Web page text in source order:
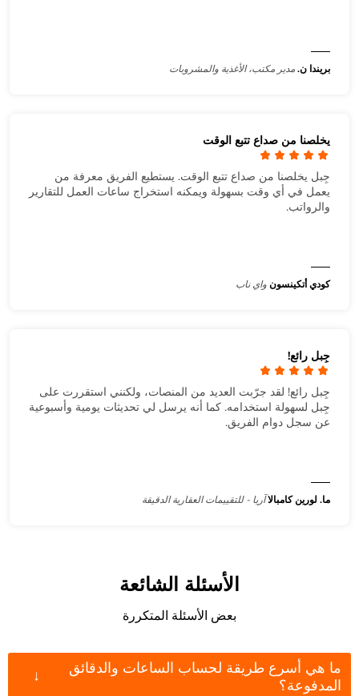
بريندا ن.مدير مكتب، الأغذية والمشروبات
يخلصنا من صداع تتبع الوقت
جِبل يخلصنا من صداع تتبع الوقت. يستطيع الفريق معرفة من
يعمل في أي وقت بسهولة ويمكنه استخراج ساعات العمل للتقارير
والرواتب.
كودي أتكينسونواي ناب
جِبل رائع!
جِبل رائع! لقد جرّبت العديد من المنصات، ولكنني استقررت على
جِبل لسهولة استخدامه. كما أنه يرسل لي تحديثات يومية وأسبوعية
عن سجل دوام الفريق.
ما. لورين كامبالاآريا - للتقييمات العقارية الدقيقة
الأسئلة الشائعة
بعض الأسئلة المتكررة
ما هي أسرع طريقة لحساب الساعات والدقائق
المدفوعة؟
↓